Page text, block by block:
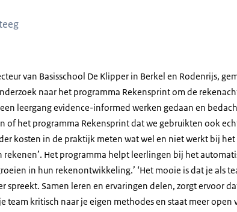
van Basisschool De Klipper in Berkel en Rodenrijs,
naar het programma Rekensprint om de
leergang evidence-informed werken gedaan en
of het programma Rekensprint dat we gebruikten ook
kosten in de praktijk meten wat wel en niet werkt bij
rekenen’. Het programma helpt leerlingen bij het
in hun rekenontwikkeling.’ ‘Het mooie is dat je als
spreekt. Samen leren en ervaringen delen, zorgt ervoor
team kritisch naar je eigen methodes en staat meer open